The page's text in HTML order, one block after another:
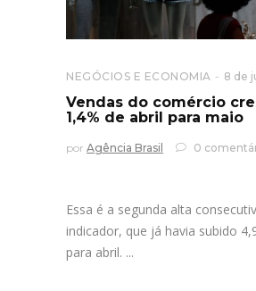
NEGÓCIOS E ECONOMIA 8 de
Vendas do comércio
1,4% de abril para maio
por Agência Brasil 0
Essa é a segunda alta
indicador, que já havia subido
para abril.